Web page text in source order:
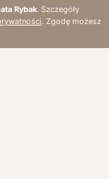
Rybak. Szczegóły
. Zgodę możesz